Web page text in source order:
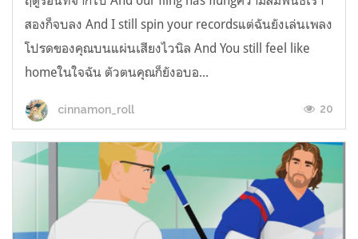
สองก็จบลง And I still spin your recordsแต่ฉันยังเล่นเพลง
โปรดของคุณบนแผ่นเสียงไวนิล And You still feel like
homeในใจฉัน ตัวตนคุณก็ยังอบอ...
cinnamon_roll 20